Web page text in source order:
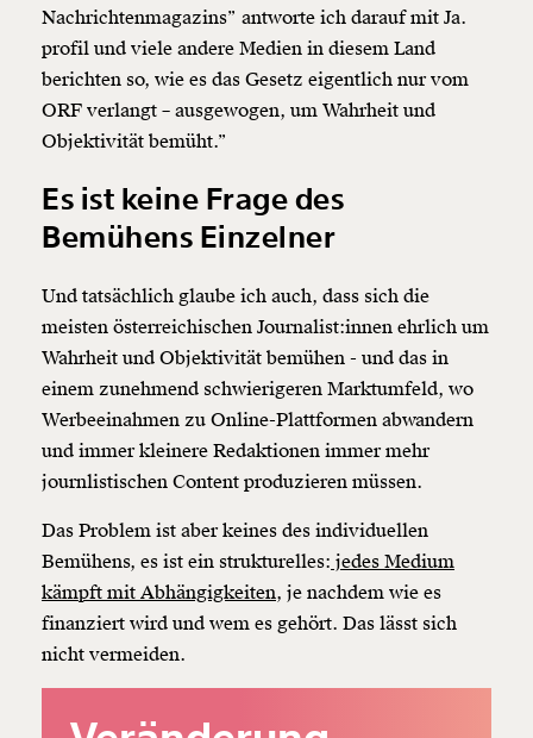
Nachrichtenmagazins” antworte ich darauf mit Ja.
profil und viele andere Medien in diesem Land
berichten so, wie es das Gesetz eigentlich nur vom
ORF verlangt – ausgewogen, um Wahrheit und
Objektivität bemüht.”
Es ist keine Frage des
Bemühens Einzelner
Und tatsächlich glaube ich auch, dass sich die
meisten österreichischen Journalist:innen ehrlich um
Wahrheit und Objektivität bemühen - und das in
einem zunehmend schwierigeren Marktumfeld, wo
Werbeeinahmen zu Online-Plattformen abwandern
und immer kleinere Redaktionen immer mehr
journlistischen Content produzieren müssen.
Das Problem ist aber keines des individuellen
Bemühens, es ist ein strukturelles: jedes Medium
kämpft mit Abhängigkeiten, je nachdem wie es
finanziert wird und wem es gehört. Das lässt sich
nicht vermeiden.